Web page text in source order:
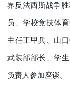
界反法西斯战争
员、学校竞技体
主任王甲兵、山
武装部部长、学
负责人参加座谈。